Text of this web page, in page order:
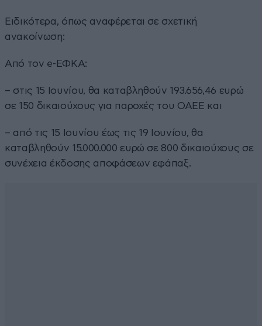
Ειδικότερα, όπως αναφέρεται σε σχετική
ανακοίνωση:
Από τον e-ΕΦΚΑ:
– στις 15 Ιουνίου, θα καταβληθούν 193.656,46 ευρώ
σε 150 δικαιούχους για παροχές του ΟΑΕΕ και
– από τις 15 Ιουνίου έως τις 19 Ιουνίου, θα
καταβληθούν 15.000.000 ευρώ σε 800 δικαιούχους σε
συνέχεια έκδοσης αποφάσεων εφάπαξ.